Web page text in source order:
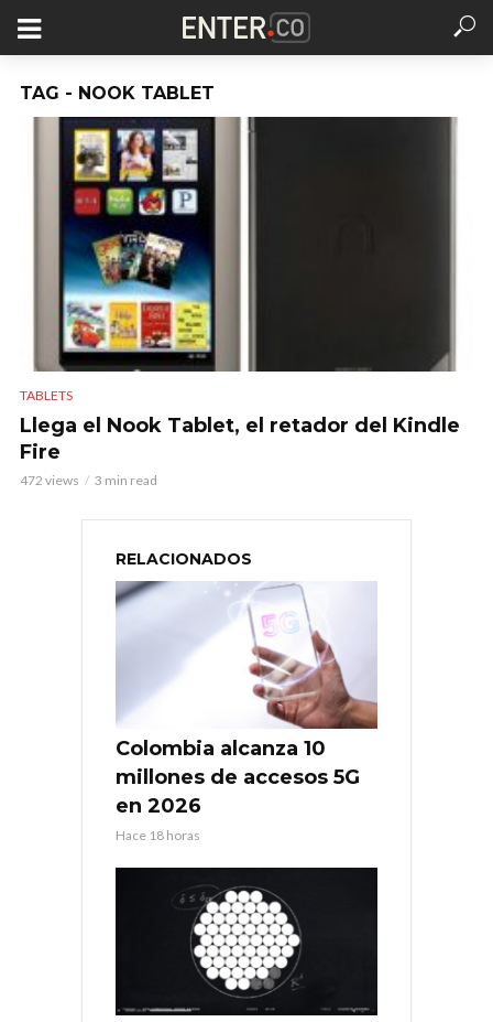
TAG - NOOK TABLET
TABLETS
Llega el Nook Tablet, el retador del Kindle
Fire
472 views 3 min read
RELACIONADOS
Colombia alcanza 10
millones de accesos 5G
en 2026
Hace 18 horas